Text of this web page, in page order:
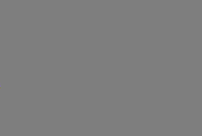
verwenden, um Sie
Erkenntnisse über Ihr
den Lidl-Diensten zu erfassen.
Sie mittels dieser Technologie auch
werden, die von Dritten
wir Ihnen dort personalisierte
Sie können Ihre Einwilligung
Utiq-Technologie - zusätzlich zur